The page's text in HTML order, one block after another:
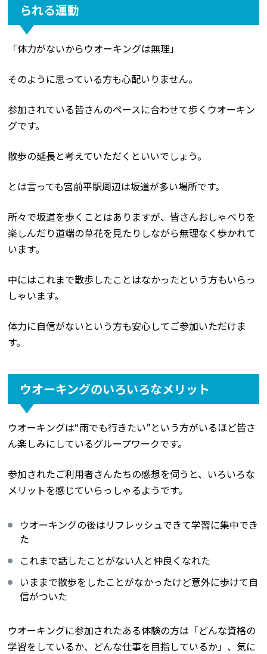
られる運動
「体力がないからウオーキングは無理」
そのように思っている方も心配いりません。
参加されている皆さんのペースに合わせて歩くウオーキン
グです。
散歩の延長と考えていただくといいでしょう。
とは言っても宮前平駅周辺は坂道が多い場所です。
所々で坂道を歩くことはありますが、皆さんおしゃべりを
楽しんだり道端の草花を見たりしながら無理なく歩かれて
います。
中にはこれまで散歩したことはなかったという方もいらっ
しゃいます。
体力に自信がないという方も安心してご参加いただけま
す。
ウオーキングのいろいろなメリット
ウオーキングは“雨でも行きたい”という方がいるほど皆さ
ん楽しみにしているグループワークです。
参加されたご利用者さんたちの感想を伺うと、いろいろな
メリットを感じていらっしゃるようです。
ウオーキングの後はリフレッシュできて学習に集中でき
た
これまで話したことがない人と仲良くなれた
いままで散歩をしたことがなかったけど意外に歩けて自
信がついた
ウオーキングに参加されたある体験の方は「どんな資格の
学習をしているか、どんな仕事を目指しているか」、気に